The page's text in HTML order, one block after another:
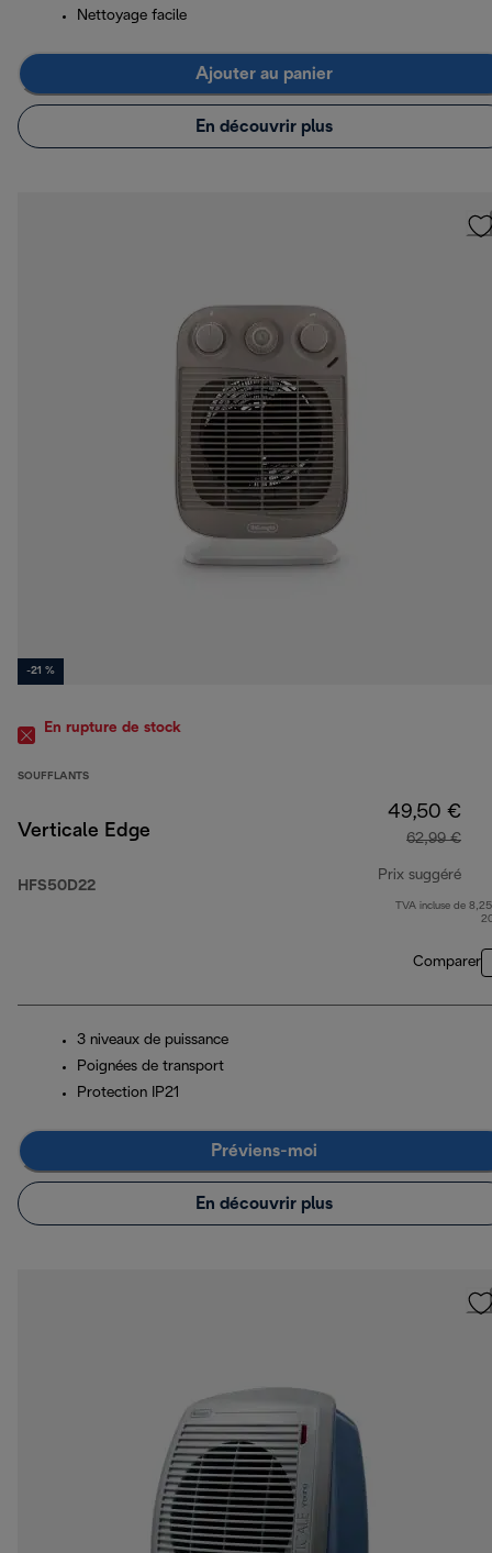
Nettoyage facile
Ajouter au panier
En découvrir plus
-21 %
En rupture de stock
SOUFFLANTS
Verticale Edge
HFS50D22
49,50 €
62,99 €
Prix suggéré
TVA incluse de
Comparer
3 niveaux de puissance
Poignées de transport
Protection IP21
Préviens-moi
En découvrir plus